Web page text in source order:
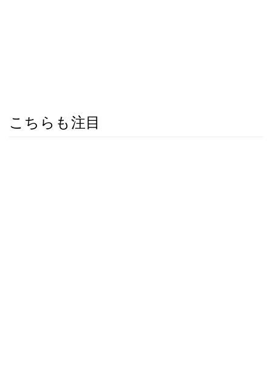
こちらも注目